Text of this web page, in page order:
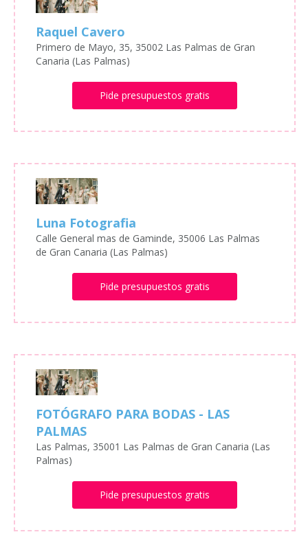
Raquel Cavero
Primero de Mayo, 35, 35002 Las Palmas de Gran
Canaria (Las Palmas)
Pide presupuestos gratis
Luna Fotografia
Calle General mas de Gaminde, 35006 Las Palmas
de Gran Canaria (Las Palmas)
Pide presupuestos gratis
FOTÓGRAFO PARA BODAS - LAS
PALMAS
Las Palmas, 35001 Las Palmas de Gran Canaria (Las
Palmas)
Pide presupuestos gratis